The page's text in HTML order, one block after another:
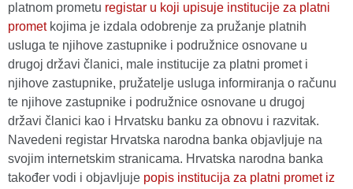
platnom prometu registar u koji upisuje institucije za platni
prometkojima je izdala odobrenje za pružanje platnih
usluga te njihove zastupnike i podružnice osnovane u
drugoj državi članici, male institucije za platni promet i
njihove zastupnike, pružatelje usluga informiranja o računu
te njihove zastupnike i podružnice osnovane u drugoj
državi članici kao i Hrvatsku banku za obnovu i razvitak.
Navedeni registar Hrvatska narodna banka objavljuje na
svojim internetskim stranicama. Hrvatska narodna banka
također vodi i objavljuje popis institucija za platni promet iz